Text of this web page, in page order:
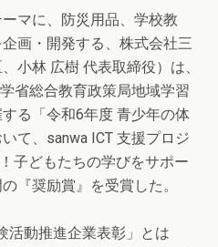
マに、防災用品、学校教
画・開発する、株式会社三
小林 広樹 代表取締役）は、
省総合教育政策局地域学習
る「令和6年度 青少年の体
て、sanwa ICT 支援プロジ
子どもたちの学びをサポー
『奨励賞』を受賞した。
活動推進企業表彰」とは